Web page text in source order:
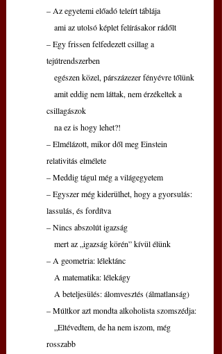
– Az egyetemi előadó teleírt táblája
ami az utolsó képlet felírásakor rádőlt
– Egy frissen felfedezett csillag a
tejútrendszerben
egészen közel, párszázezer fényévre tőlünk
amit eddig nem láttak, nem érzékeltek a
csillagászok
na ez is hogy lehet?!
– Elmélázott, mikor dől meg Einstein
relativitás elmélete
– Meddig tágul még a világegyetem
– Egyszer még kiderülhet, hogy a gyorsulás:
lassulás, és fordítva
– Nincs abszolút igazság
mert az „igazság körén” kívül élünk
– A geometria: lélektánc
A matematika: lélekágy
A beteljesülés: álomvesztés (álmatlanság)
– Múltkor azt mondta alkoholista szomszédja:
„Eltévedtem, de ha nem iszom, még
rosszabb